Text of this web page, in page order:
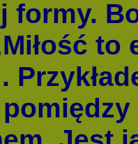
formy.
to